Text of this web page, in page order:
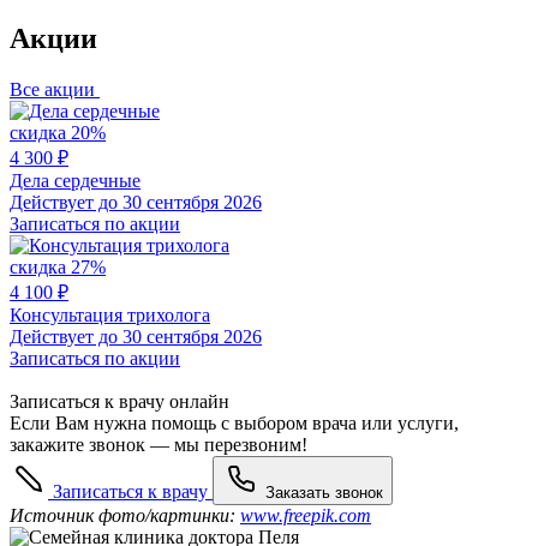
Акции
Все акции
скидка 20%
4 300 ₽
Дела сердечные
Действует до 30 сентября 2026
Записаться по акции
скидка 27%
4 100 ₽
Консультация трихолога
Действует до 30 сентября 2026
Записаться по акции
Записаться к врачу онлайн
Если Вам нужна помощь с выбором врача или услуги,
закажите звонок — мы перезвоним!
Записаться к врачу Заказать звонок
Источник фото/картинки: www.freepik.com